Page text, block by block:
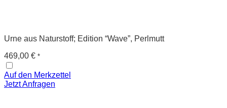
Urne aus Naturstoff; Edition “Wave”, Perlmutt
469,00 € *
Auf den Merkzettel
Jetzt Anfragen